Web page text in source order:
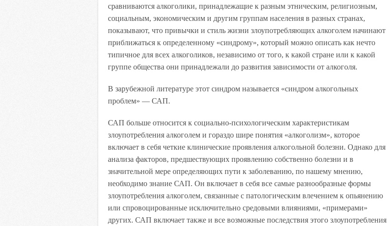
сравниваются алкоголики, принадлежащие к разным этническим, религиозным,
социальным, экономическим и другим группам населения в разных странах,
показывают, что привычки и стиль жизни злоупотребляющих алкоголем начинают
приближаться к определенному «синдрому», который можно описать как нечто
типичное для всех алкоголиков, независимо от того, к какой стране или к какой
группе общества они принадлежали до развития зависимости от алкоголя.
В зарубежной литературе этот синдром называется «синдром алкогольных
проблем» — САП.
САП больше относится к социально-психологическим характеристикам
злоупотребления алкоголем и гораздо шире понятия «алкоголизм», которое
включает в себя четкие клинические проявления алкогольной болезни. Однако для
анализа факторов, предшествующих проявлению собственно болезни и в
значительной мере определяющих пути к заболеванию, по нашему мнению,
необходимо знание САП. Он включает в себя все самые разнообразные формы
злоупотребления алкоголем, связанные с патологическим влечением к опьянению
или спровоцированные исключительно средовыми влияниями, «примерами»
других. САП включает также и все возможные последствия этого злоупотребления